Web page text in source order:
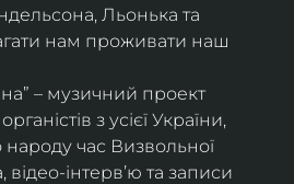
Льонька та
нам проживати наш
– музичний проект
з усієї України,
народу час Визвольної
відео-інтервʼю та записи